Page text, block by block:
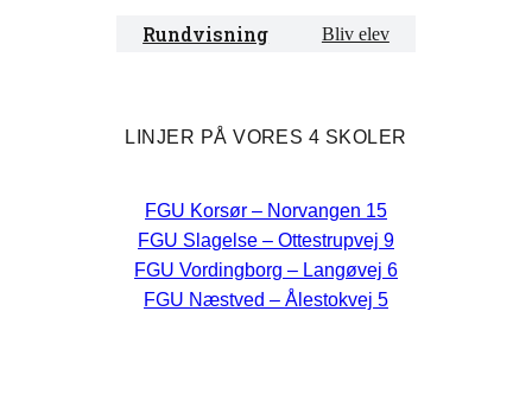
Rundvisning Bliv elev
LINJER PÅ VORES 4 SKOLER
FGU Korsør – Norvangen 15
FGU Slagelse – Ottestrupvej 9
FGU Vordingborg – Langøvej 6
FGU Næstved – Ålestokvej 5